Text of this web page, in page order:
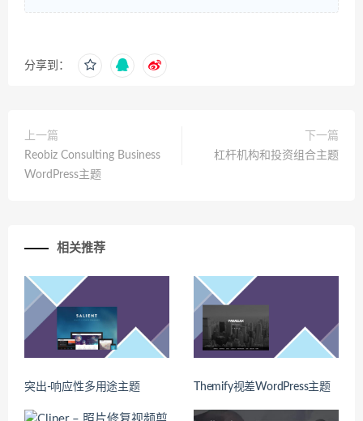
分享到：
上一篇
Reobiz Consulting Business
WordPress主题
下一篇
杠杆机构和投资组合主题
相关推荐
突出-响应性多用途主题 Themify视差WordPress主题